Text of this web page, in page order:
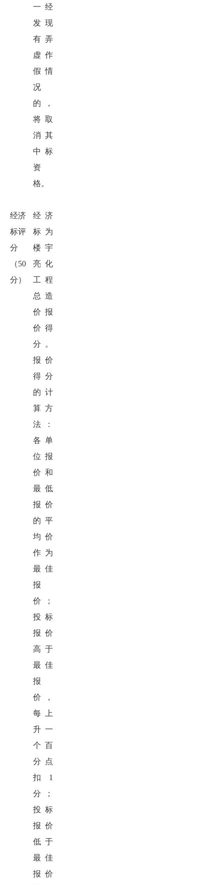
一经
发现
有弄
虚作
假情
况
的，
将取
消其
中标
资
格。
经济
标评
分
（50
分）
经济
标为
楼宇
亮化
工程
总造
价报
价得
分。
报价
得分
的计
算方
法：
各单
位报
价和
最低
报价
的平
均价
作为
最佳
报
价；
投标
报价
高于
最佳
报
价，
每上
升一
个百
分点
扣1
分；
投标
报价
低于
最佳
报价